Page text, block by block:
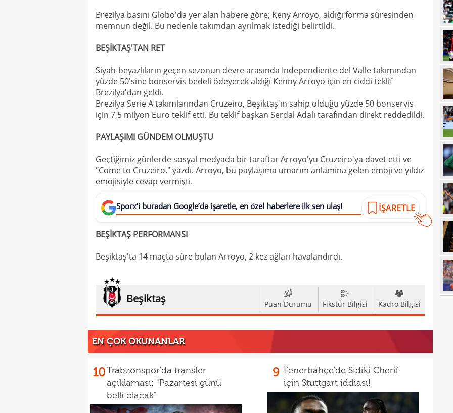
Brezilya basını Globo'da yer alan habere göre; Keny Arroyo, aldığı forma süresinden
memnun değil. Bu nedenle takımdan ayrılmak istediği belirtildi.
BEŞİKTAŞ'TAN RET
Siyah-beyazlıların geçen sezonun devre arasında Independiente del Valle takımından
yüzde 50'sine bonservis bedeli ödeyerek aldığı Kenny Arroyo için en ciddi teklif
Brezilya'dan geldi.
Brezilya Serie A takımlarından Cruzeiro, Beşiktaş'ın sahip olduğu yüzde 50 bonservis
için 7,5 milyon Euro teklif etti. Bu teklif başkan Serdal Adalı tarafından direkt reddedildi.
PAYLAŞIMI GÜNDEM OLMUŞTU
Geçtiğimiz günlerde sosyal medyada bir taraftar Arroyo'yu Cruzeiro'ya davet etti ve
"Come to Cruzeiro." yazdı. Arroyo, bu paylaşıma umarım anlamına gelen emoji ve yıldız
emojisiyle cevap vermişti.
Sporx’i buradan Google’da işaretle, en özel haberlere ilk sen ulaş! İŞARETLE
BEŞİKTAŞ PERFORMANSI
Beşiktaş'ta 14 maçta süre bulan Arroyo, 2 kez ağları havalandırdı.
Beşiktaş Puan Durumu Fikstür Bilgisi Kadro Bilgisi
EN ÇOK OKUNANLAR
10Trabzonspor'da transfer
açıklaması: "Pazartesi günü
belli olacak"
9 Fenerbahçe'de Sidiki Cherif
için Stuttgart iddiası!
Ligi